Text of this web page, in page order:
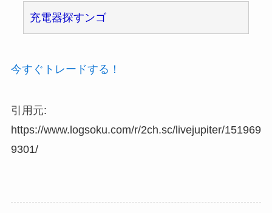
充電器探すンゴ
今すぐトレードする！
引用元:
https://www.logsoku.com/r/2ch.sc/livejupiter/151969
9301/